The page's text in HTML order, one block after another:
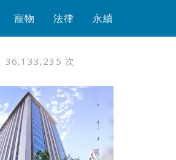
寵物 法律 永續
36,133,235 次